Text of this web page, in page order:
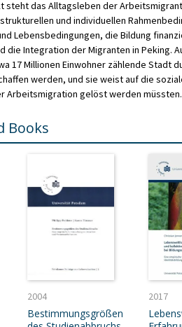
steht das Alltagsleben der
und individuellen
Lebensbedingungen, die Bildung
die Integration der Migranten in Peking.
17 Millionen Einwohner zählende Stadt
werden, und sie weist auf die
Arbeitsmigration gelöst werden müssten.
Books
2004
Bestimmungsgrößen
2017